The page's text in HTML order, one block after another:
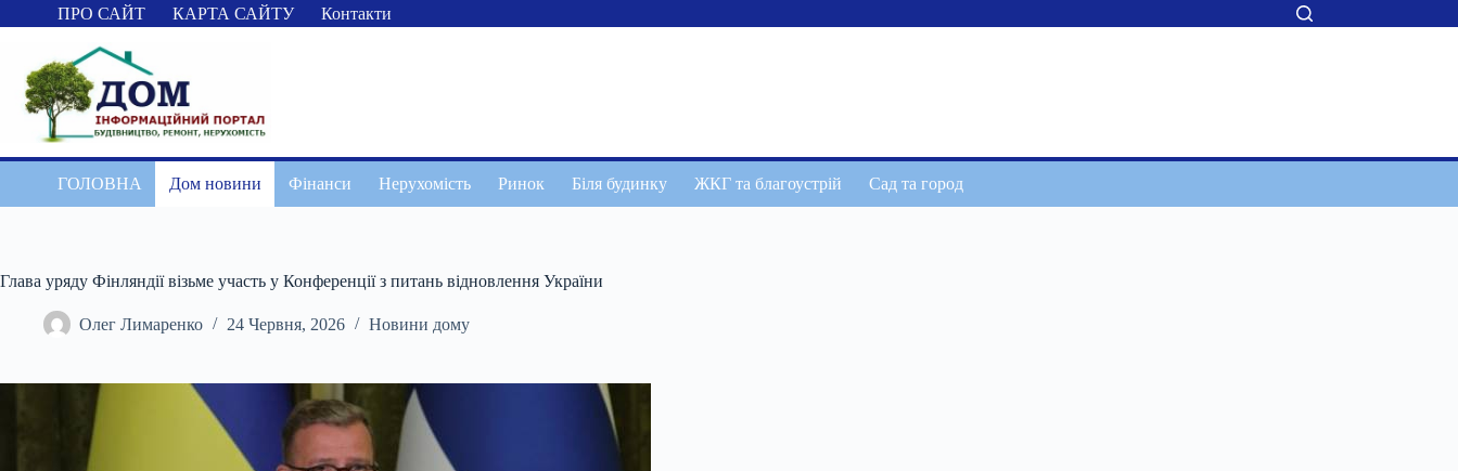
Перейти
до
ПРО САЙТ КАРТА САЙТУ Контакти
ГОЛОВНА Дом новини Фінанси Нерухомість Ринок Біля будинку ЖКГ та благоустрій Сад та город
Глава уряду Фінляндії візьме участь у Конференції з питань відновлення України
Олег Лимаренко 24 Червня, 2026 Новини дому